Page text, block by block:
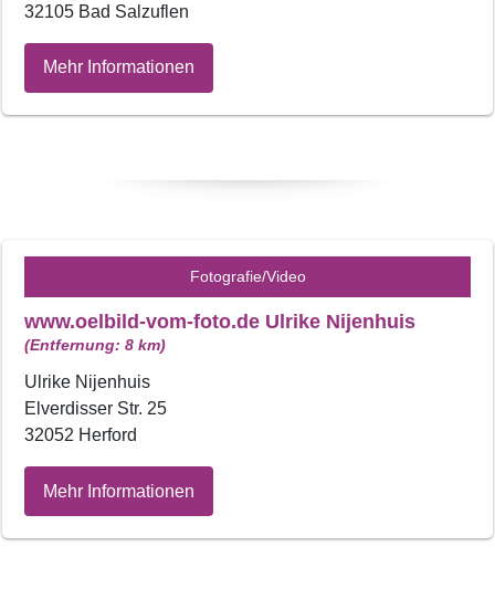
32105 Bad Salzuflen
Mehr Informationen
Fotografie/Video
www.oelbild-vom-foto.de Ulrike Nijenhuis
(Entfernung: 8 km)
Ulrike Nijenhuis
Elverdisser Str. 25
32052 Herford
Mehr Informationen